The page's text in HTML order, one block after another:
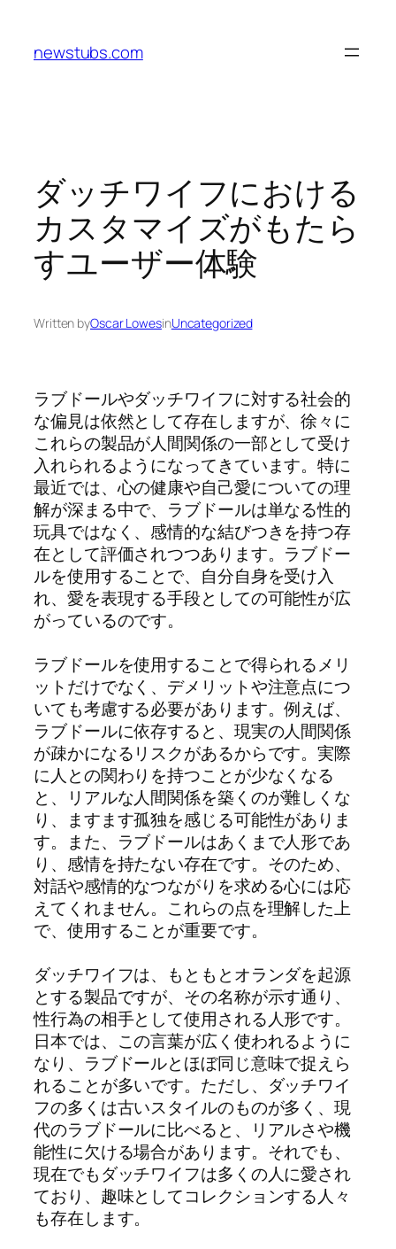
content
newstubs.com
ダッチワイフにおける
カスタマイズがもたら
すユーザー体験
Written byOscar LowesinUncategorized
ラブドールやダッチワイフに対する社会的
な偏見は依然として存在しますが、徐々に
これらの製品が人間関係の一部として受け
入れられるようになってきています。特に
最近では、心の健康や自己愛についての理
解が深まる中で、ラブドールは単なる性的
玩具ではなく、感情的な結びつきを持つ存
在として評価されつつあります。ラブドー
ルを使用することで、自分自身を受け入
れ、愛を表現する手段としての可能性が広
がっているのです。
ラブドールを使用することで得られるメリ
ットだけでなく、デメリットや注意点につ
いても考慮する必要があります。例えば、
ラブドールに依存すると、現実の人間関係
が疎かになるリスクがあるからです。実際
に人との関わりを持つことが少なくなる
と、リアルな人間関係を築くのが難しくな
り、ますます孤独を感じる可能性がありま
す。また、ラブドールはあくまで人形であ
り、感情を持たない存在です。そのため、
対話や感情的なつながりを求める心には応
えてくれません。これらの点を理解した上
で、使用することが重要です。
ダッチワイフは、もともとオランダを起源
とする製品ですが、その名称が示す通り、
性行為の相手として使用される人形です。
日本では、この言葉が広く使われるように
なり、ラブドールとほぼ同じ意味で捉えら
れることが多いです。ただし、ダッチワイ
フの多くは古いスタイルのものが多く、現
代のラブドールに比べると、リアルさや機
能性に欠ける場合があります。それでも、
現在でもダッチワイフは多くの人に愛され
ており、趣味としてコレクションする人々
も存在します。